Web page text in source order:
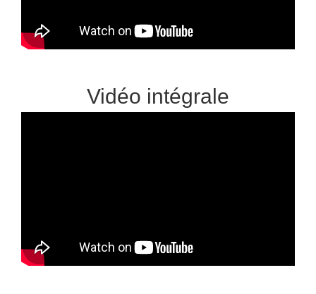
Vidéo intégrale